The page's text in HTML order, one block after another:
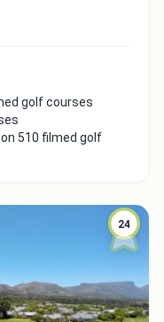
golf courses
510 filmed golf
24